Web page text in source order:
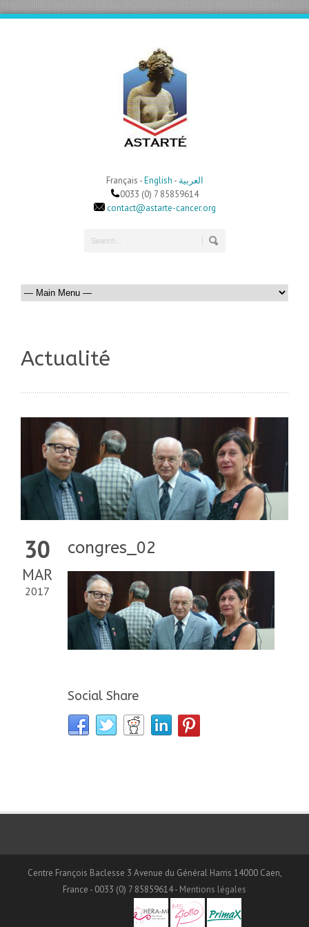
Français -English - العربية
0033 (0) 7 85859614
contact@astarte-cancer.org
Actualité
30
MAR
2017
congres_02
Social Share
Centre François Baclesse 3 Avenue du Général Harris 14000 Caen,
France - 0033 (0) 7 85859614 - Mentions légales